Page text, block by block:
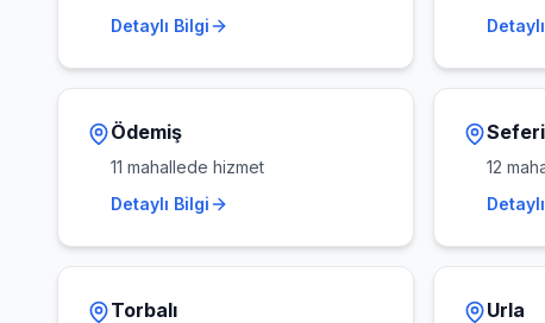
Detaylı Bilgi
Ödemiş
11 mahallede hizmet
Detaylı Bilgi
12
Torbalı Urla